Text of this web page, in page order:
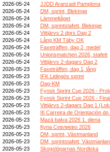
2026-05-24
JJDD Aranzadi Pamplona
2026-05-24
DM, sprint, Blekinge
2026-05-24
Lämmeltåget
2026-05-24
DM, sprintstafett, Blekinge
2026-05-24
Vittjärvs 2 dgrs Dag 2
2026-05-24
Lång KM Täby OK
2026-05-24
Faxeträffen, dag 2, medel
2026-05-24
Unionsmatchen 2026, stafett
2026-05-24
Vittjärvs 2-dagars Dag 2
2026-05-23
Faxeträffen, dag 1, lång
2026-05-23
IFK Lidingös sprint
2026-05-23
Dag-KM
2026-05-23
Fynsk Sprint Cup 2026 -
2026-05-23
Fynsk Sprint Cup 2026 -
2026-05-23
Vittjärvs 2-dagars Dag 1
2026-05-23
III Carreira de Orientación
2026-05-23
Mazā balva 2026 1. diena
2026-05-23
Купа Севлиево 2026
2026-05-23
DM, sprint, Västmanland
2026-05-23
DM, sprintstafett,
2026-05-23
Skogslöparnas Nordiska